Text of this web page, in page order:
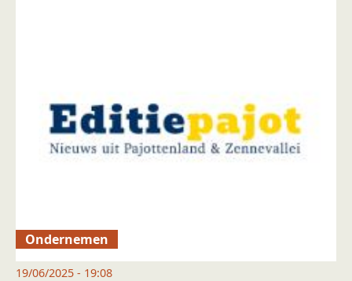
Ondernemen
19/06/2025 - 19:08